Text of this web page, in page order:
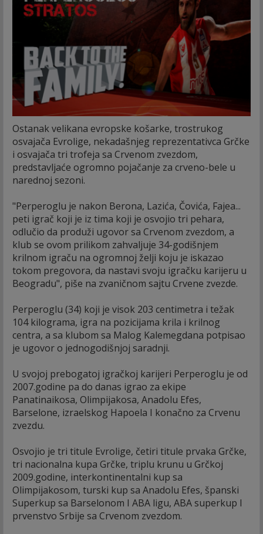
Ostanak velikana evropske košarke, trostrukog
osvajača Evrolige, nekadašnjeg reprezentativca Grčke
i osvajača tri trofeja sa Crvenom zvezdom,
predstavljaće ogromno pojačanje za crveno-bele u
narednoj sezoni.
"Perperoglu je nakon Berona, Lazića, Čovića, Fajea...
peti igrač koji je iz tima koji je osvojio tri pehara,
odlučio da produži ugovor sa Crvenom zvezdom, a
klub se ovom prilikom zahvaljuje 34-godišnjem
krilnom igraču na ogromnoj želji koju je iskazao
tokom pregovora, da nastavi svoju igračku karijeru u
Beogradu", piše na zvaničnom sajtu Crvene zvezde.
Perperoglu (34) koji je visok 203 centimetra i težak
104 kilograma, igra na pozicijama krila i krilnog
centra, a sa klubom sa Malog Kalemegdana potpisao
je ugovor o jednogodišnjoj saradnji.
U svojoj prebogatoj igračkoj karijeri Perperoglu je od
2007.godine pa do danas igrao za ekipe
Panatinaikosa, Olimpijakosa, Anadolu Efes,
Barselone, izraelskog Hapoela I konačno za Crvenu
zvezdu.
Osvojio je tri titule Evrolige, četiri titule prvaka Grčke,
tri nacionalna kupa Grčke, triplu krunu u Grčkoj
2009.godine, interkontinentalni kup sa
Olimpijakosom, turski kup sa Anadolu Efes, španski
Superkup sa Barselonom I ABA ligu, ABA superkup I
prvenstvo Srbije sa Crvenom zvezdom.